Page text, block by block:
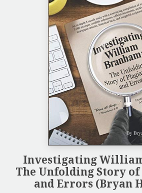
Investigating
The Unfolding Story
and Errors (Bryan